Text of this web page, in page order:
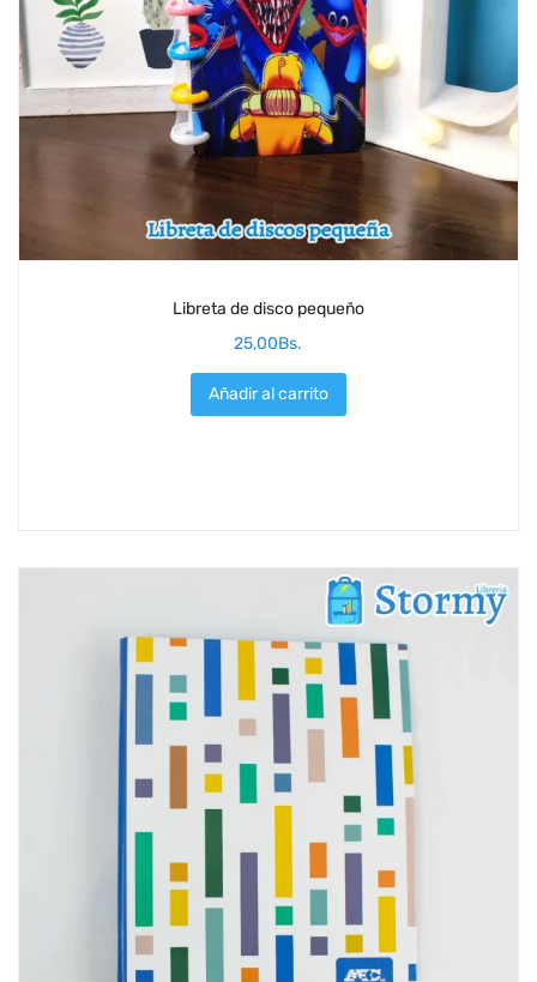
Libreta de disco pequeño
25,00Bs.
Añadir al carrito